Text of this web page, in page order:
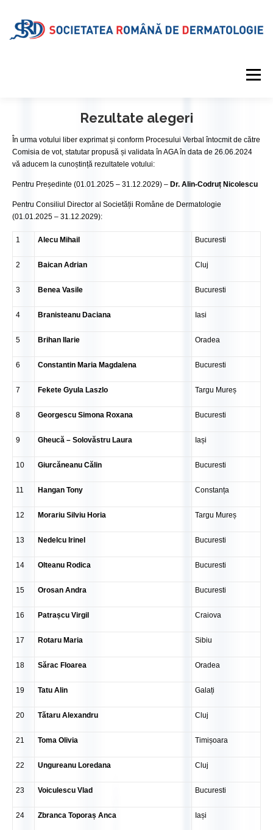
Meniu
CALENDAR EVENIMENTE
PROIECTE EDITORIALE INFORMAȚII MEDICALE
GALERIE REVISTA
Rezultate alegeri
În urma votului liber exprimat și conform Procesului Verbal întocmit de către
Comisia de vot, statutar propusă și validata în AGA în data de 26.06.2024
vă aducem la cunoștință rezultatele votului:
Pentru Președinte (01.01.2025 – 31.12.2029) – Dr. Alin-Codruț Nicolescu
Pentru Consiliul Director al Societății Române de Dermatologie
(01.01.2025 – 31.12.2029):
1 Alecu Mihail Bucuresti
2 Baican Adrian Cluj
3 Benea Vasile Bucuresti
4 Branisteanu Daciana Iasi
5 Brihan Ilarie Oradea
6 Constantin Maria Magdalena Bucuresti
7 Fekete Gyula Laszlo Targu Mureș
8 Georgescu Simona Roxana Bucuresti
9 Gheucă – Solovăstru Laura Iași
10 Giurcăneanu Călin Bucuresti
11 Hangan Tony Constanța
12 Morariu Silviu Horia Targu Mureș
13 Nedelcu Irinel Bucuresti
14 Olteanu Rodica Bucuresti
15 Orosan Andra Bucuresti
16 Patrașcu Virgil Craiova
17 Rotaru Maria Sibiu
18 Sărac Floarea Oradea
19 Tatu Alin Galați
20 Tătaru Alexandru Cluj
21 Toma Olivia Timișoara
22 Ungureanu Loredana Cluj
23 Voiculescu Vlad Bucuresti
24 Zbranca Toporaș Anca Iași